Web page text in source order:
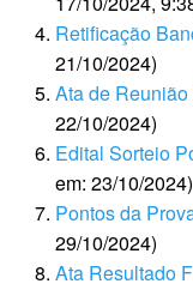
Retificação
21/10/2024)
Ata de
22/10/2024)
Edital Sorteio
em: 23/10/2024)
Pontos da
29/10/2024)
Ata Resultado